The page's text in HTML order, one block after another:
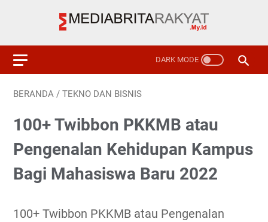
BERANDA / TEKNO DAN BISNIS
100+ Twibbon PKKMB atau
Pengenalan Kehidupan Kampus
Bagi Mahasiswa Baru 2022
100+ Twibbon PKKMB atau Pengenalan